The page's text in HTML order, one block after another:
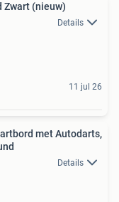
Zwart (nieuw)
Details
11 jul 26
met Autodarts,
Details